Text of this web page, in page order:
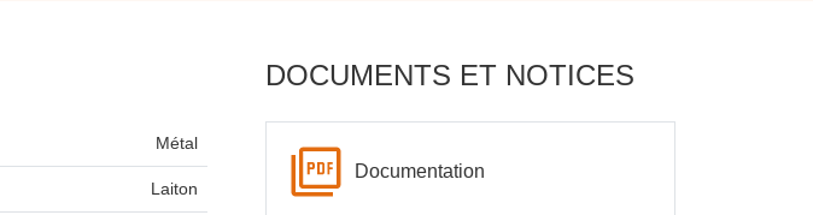
Métal
Laiton
DOCUMENTS ET NOTICES
Documentation